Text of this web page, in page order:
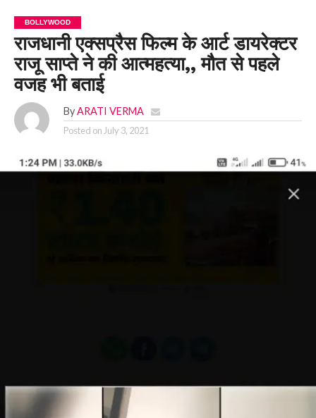
BOLLYWOOD
राजधानी एक्सप्रैस फिल्म के आर्ट डायरेक्टर
राजू साप्ते ने की आत्महत्या,, मौत से पहले
वजह भी बताई
By ARATI VERMA
Posted onJuly 3, 2021